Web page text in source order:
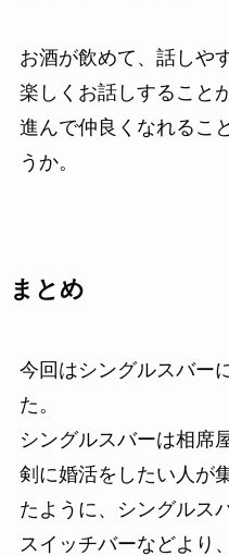
お酒が飲めて、話しや
楽しくお話しすること
進んで仲良くなれるこ
うか。
まとめ
今回はシングルスバー
た。
シングルスバーは相席
剣に婚活をしたい人が
たように、シングルス
スイッチバーなどより